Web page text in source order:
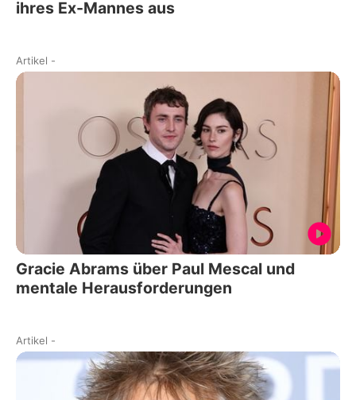
ihres Ex-Mannes aus
Artikel -
Gracie Abrams über Paul Mescal und
mentale Herausforderungen
Artikel -